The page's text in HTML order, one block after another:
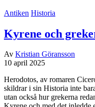
Antiken Historia
Kyrene och
Av Kristian Göransson
10 april 2025
Herodotos, av romaren
skildrar i sin Historia inte
utan också hur grekerna